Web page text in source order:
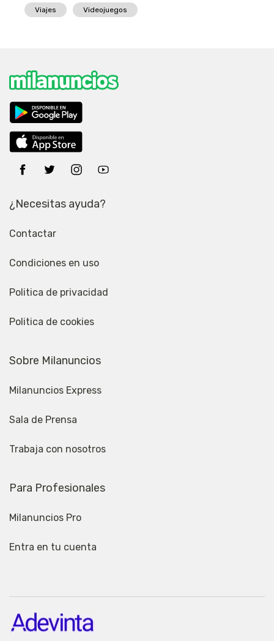
Viajes Videojuegos
¿Necesitas ayuda?
Contactar
Condiciones en uso
Politica de privacidad
Politica de cookies
Sobre Milanuncios
Milanuncios Express
Sala de Prensa
Trabaja con nosotros
Para Profesionales
Milanuncios Pro
Entra en tu cuenta